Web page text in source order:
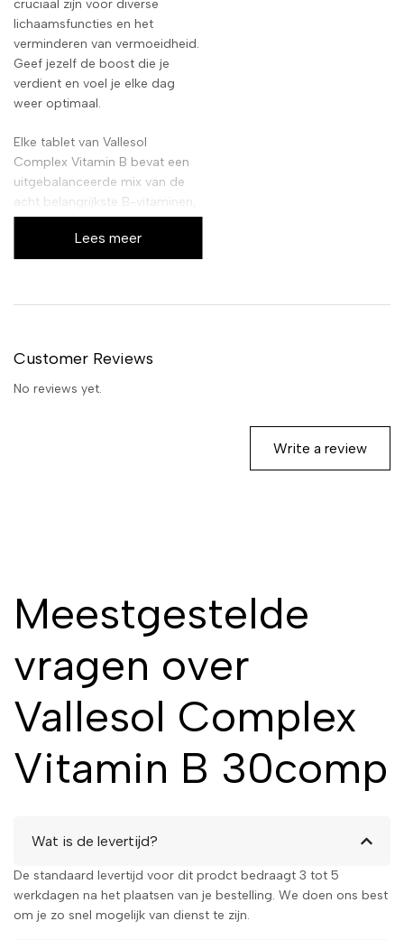
cruciaal zijn voor diverse
lichaamsfuncties en het
verminderen van vermoeidheid.
Geef jezelf de boost die je
verdient en voel je elke dag
weer optimaal.
Elke tablet van Vallesol
Complex Vitamin B bevat een
uitgebalanceerde mix van de
acht belangrijkste B-vitaminen,
waaronder B1, B2, B3, B5, B6,
B7, B9 en B12. Deze
synergetische combinatie
energiemetabolisme, maar
Een eenvoudige toevoeging
aan je dagelijkse routine voor
een merkbaar verschil.
Lees meer
Customer Reviews
No reviews yet.
Write a review
Meestgestelde
vragen over
Vallesol Complex
Vitamin B 30comp
Wat is de levertijd?
De standaard levertijd voor dit prodct bedraagt 3 tot 5
werkdagen na het plaatsen van je bestelling. We doen ons best
om je zo snel mogelijk van dienst te zijn.